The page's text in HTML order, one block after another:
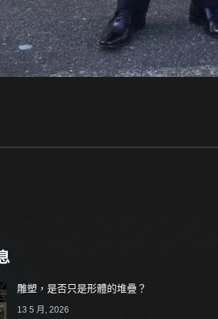
雕塑，是否只是形體的堆疊？
13 5 月, 2026